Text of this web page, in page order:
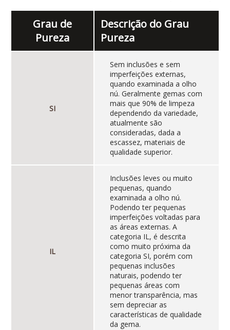
Grau de
Pureza
Descrição do Grau
Pureza
SI
Sem inclusões e sem
imperfeições externas,
quando examinada a olho
nú. Geralmente gemas com
mais que 90% de limpeza
dependendo da variedade,
atualmente são
consideradas, dada a
escassez, materiais de
qualidade superior.
IL
Inclusões leves ou muito
pequenas, quando
examinada a olho nú.
Podendo ter pequenas
imperfeições voltadas para
as áreas externas. A
categoria IL, é descrita
como muito próxima da
categoria SI, porém com
pequenas inclusões
naturais, podendo ter
pequenas áreas com
menor transparência, mas
sem depreciar as
características de qualidade
da gema.